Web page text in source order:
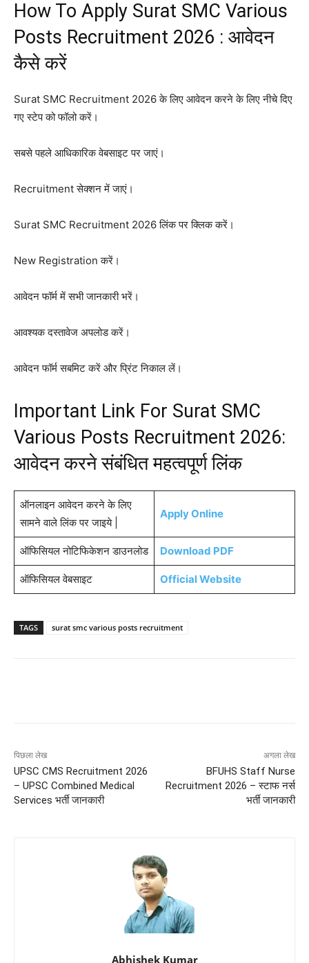
How To Apply Surat SMC Various
Posts Recruitment 2026 : आवेदन
कैसे करें
Surat SMC Recruitment 2026 के लिए आवेदन करने के लिए नीचे दिए
गए स्टेप को फॉलो करें।
सबसे पहले आधिकारिक वेबसाइट पर जाएं।
Recruitment सेक्शन में जाएं।
Surat SMC Recruitment 2026 लिंक पर क्लिक करें।
New Registration करें।
आवेदन फॉर्म में सभी जानकारी भरें।
आवश्यक दस्तावेज अपलोड करें।
आवेदन फॉर्म सबमिट करें और प्रिंट निकाल लें।
Important Link For Surat SMC
Various Posts Recruitment 2026:
आवेदन करने संबंधित महत्वपूर्ण लिंक
ऑनलाइन आवेदन करने के लिए
सामने वाले लिंक पर जाइये |
Apply Online
ऑफिसियल नोटिफिकेशन डाउनलोड Download PDF
ऑफिसियल वेबसाइट Official Website
TAGS surat smc various posts recruitment
पिछला लेख
UPSC CMS Recruitment 2026
– UPSC Combined Medical
Services भर्ती जानकारी
अगला लेख
BFUHS Staff Nurse
Recruitment 2026 – स्टाफ नर्स
भर्ती जानकारी
Abhishek Kumar